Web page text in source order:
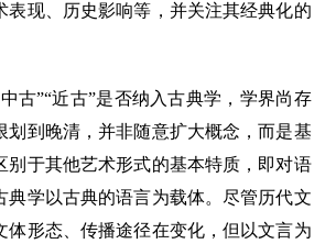
表现、历史影响等，并关注其经典化的
”“近古”是否纳入古典学，学界尚存
划到晚清，并非随意扩大概念，而是基
别于其他艺术形式的基本特质，即对语
典学以古典的语言为载体。尽管历代文
体形态、传播途径在变化，但以文言为